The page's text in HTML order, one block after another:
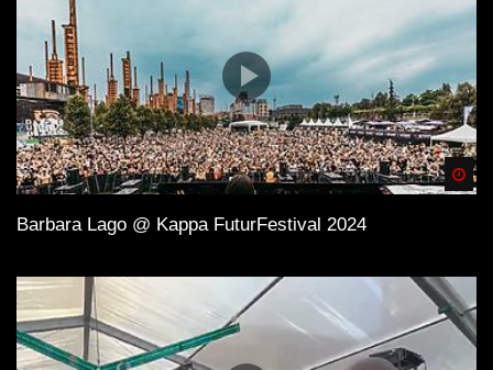
Barbara Lago @ Kappa FuturFestival 2024